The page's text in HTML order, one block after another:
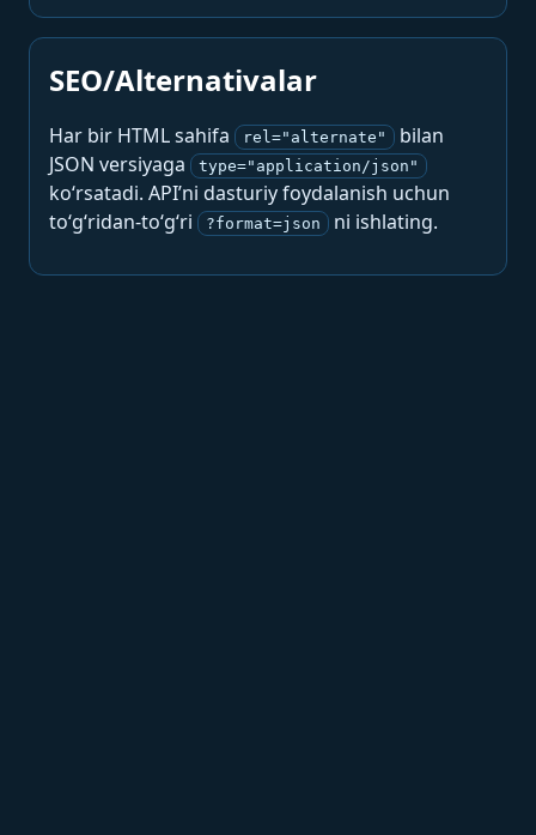
SEO/Alternativalar
Har bir HTML sahifa rel="alternate"
bilan
JSON versiyaga
type="application/json"
ko‘rsatadi. API’ni dasturiy foydalanish uchun
to‘g‘ridan-to‘g‘ri
?format=json ni ishlating.